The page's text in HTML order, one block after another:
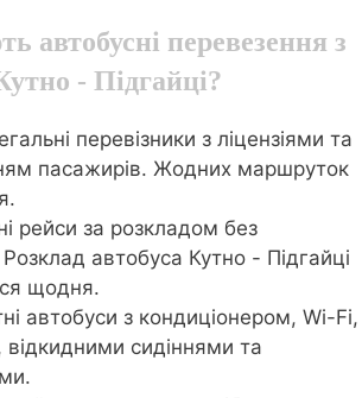
автобусні перевезення з
- Підгайці?
перевізники з ліцензіями та
пасажирів. Жодних маршруток
рейси за розкладом без
автобуса Кутно - Підгайці
щодня.
автобуси з кондиціонером, Wi-Fi,
відкидними сидіннями та